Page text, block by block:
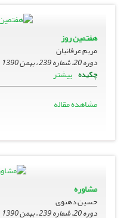
هفتمین روز
مریم عرفانیان
دوره 20، شماره 239 ، بهمن 1390
چکیده بیشتر
مشاهده مقاله
مشاوره
حسین دهنوی
دوره 20، شماره 239 ، بهمن 1390